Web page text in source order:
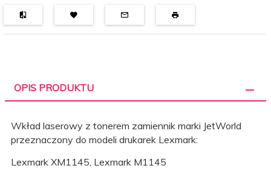
OPIS PRODUKTU
Wkład laserowy z tonerem zamiennik marki JetWorld
przeznaczony do modeli drukarek Lexmark:
Lexmark XM1145, Lexmark M1145